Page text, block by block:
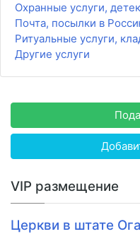
Охранные услуги,
Почта, посылки в
Ритуальные услуги,
Другие услуги
VIP размещение
Церкви в штате